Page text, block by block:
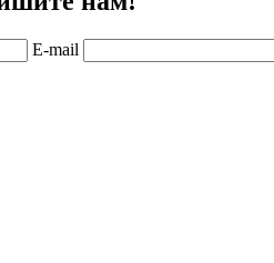
E-mail